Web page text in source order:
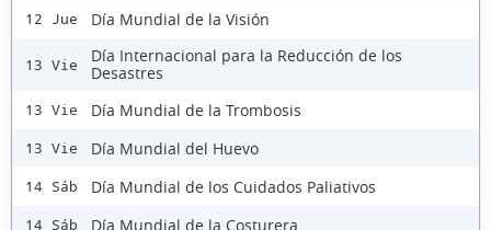
12 Jue Día Mundial de la Visión
13 Vie
Día Internacional para la Reducción de los
Desastres
13 Vie Día Mundial de la Trombosis
13 Vie Día Mundial del Huevo
14 Sáb Día Mundial de los Cuidados Paliativos
14 Sáb Día Mundial de la Costurera